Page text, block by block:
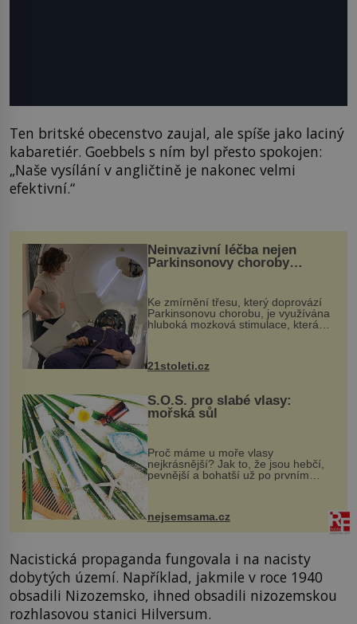
Ten britské obecenstvo zaujal, ale spíše jako laciný
kabaretiér. Goebbels s ním byl přesto spokojen:
„Naše vysílání v angličtině je nakonec velmi
efektivní.“
Neinvazivní léčba nejen
Parkinsonovy choroby
Ke zmírnění třesu, který doprovází
Parkinsonovu chorobu, je využívána
hluboká mozková stimulace, která
však vyžaduje vysoce invazivní
k dostatečně přesnému zacílení ...
21stoleti.cz
S.O.S. pro slabé vlasy:
mořská sůl
Proč máme u moře vlasy
nejkrásnější? Jak to, že jsou hebčí,
pevnější a bohatší už po prvním
vlasy. ...
nejsemsama.cz
Nacistická propaganda fungovala i na nacisty
dobytých území. Například, jakmile v roce 1940
obsadili Nizozemsko, ihned obsadili nizozemskou
rozhlasovou stanici Hilversum.